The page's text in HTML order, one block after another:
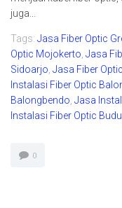
juga...
Tags: Jasa Fiber Optic
Optic Mojokerto Jasa
Sidoarjo Jasa Fiber
Instalasi Fiber Optic
Balongbendo Jasa
Instalasi Fiber Optic
0